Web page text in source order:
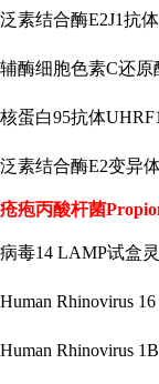
泛素结合酶E2J1抗
辅酶细胞色素C还原
核蛋白95抗体UHRF1
泛素结合酶E2变异
疮疱丙酸杆菌
病毒14 LAMP试盒
Human Rhinovirus
Human Rhinovirus